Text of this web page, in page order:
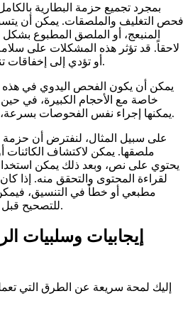
بمجرد تجميع حزمة البطارية
فحص التغليف والملصقات. يمكن أن
المنبعج، أو الملصق المطبوع
لاحقاً. قد تؤثر هذه المشكلات على
أو تؤدي إلى إخفاقات تنظيمية إذا تُركت دون رقابة.
يمكن أن يكون الفحص اليدوي في هذه
خاصة مع الأحجام الكبيرة، في حين
يمكنها إجراء نفس الفحوصات بسرعة، وبشكل متسق، وبدقة أكبر.
على سبيل المثال، لنفترض أن
ملصقها. يمكن لاكتشاف الكائنات
يحتوي على نص، وبعد ذلك يمكن
مطبعي أو خطأ في التنسيق،
للتصحيح قبل أن تتحرك أكثر أسفل الخط.
إيجابيات وسلبيات
إليك لمحة سريعة عن الطرق التي